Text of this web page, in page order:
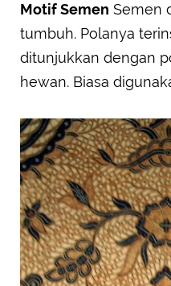
Motif Semen Semen
tumbuh. Polanya
ditunjukkan dengan
hewan. Biasa